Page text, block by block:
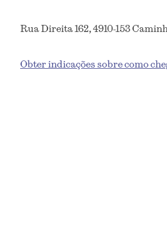
Rua Direita 162, 4910-153
Obter indicações sobre como